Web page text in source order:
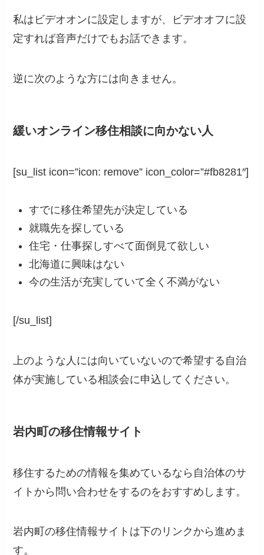
私はビデオオンに設定しますが、ビデオオフに設
定すれば音声だけでもお話できます。
逆に次のような方には向きません。
緩いオンライン移住相談に向かない人
[su_list icon=”icon: remove” icon_color=”#fb8281″]
すでに移住希望先が決定している
就職先を探している
住宅・仕事探しすべて面倒見て欲しい
北海道に興味はない
今の生活が充実していて全く不満がない
[/su_list]
上のような人には向いていないので希望する自治
体が実施している相談会に申込してください。
岩内町の移住情報サイト
移住するための情報を集めているなら自治体のサ
イトから問い合わせをするのをおすすめします。
岩内町の移住情報サイトは下のリンクから進めま
す。